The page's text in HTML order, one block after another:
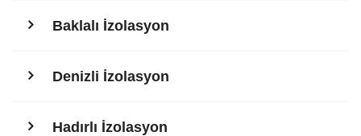
Baklalı İzolasyon
Denizli İzolasyon
Hadırlı İzolasyon